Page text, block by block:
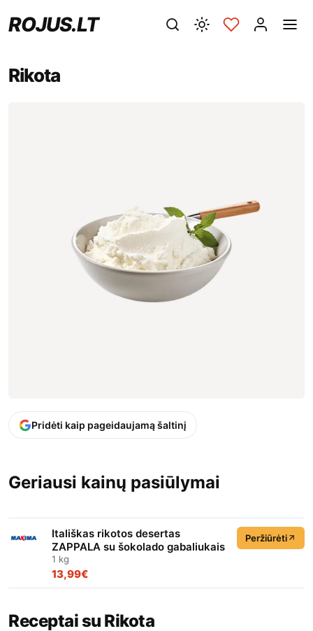
ROJUS.LT
Rikota
Pridėti kaip pageidaujamą šaltinį
Geriausi kainų pasiūlymai
Itališkas rikotos desertas
ZAPPALA su šokolado gabaliukais
1 kg
13,99€
Peržiūrėti
Receptai su Rikota